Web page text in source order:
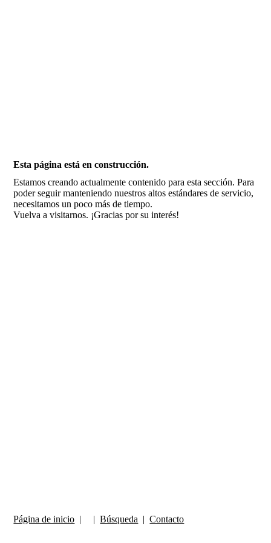
Esta página está en construcción.
Estamos creando actualmente contenido para esta sección. Para
poder seguir manteniendo nuestros altos estándares de servicio,
necesitamos un poco más de tiempo.
Vuelva a visitarnos. ¡Gracias por su interés!
Página de inicio | |Búsqueda |Contacto